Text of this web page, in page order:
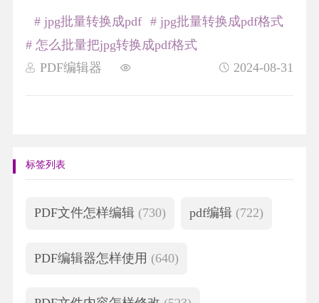
PDF编辑器 2024-08-31
# jpg批量转换成pdf
# jpg批量转换成pdf格式
# 怎么批量把jpg转换成pdf格式
标签列表
PDF文件怎样编辑 (730) pdf编辑 (722)
PDF编辑器怎样使用 (640)